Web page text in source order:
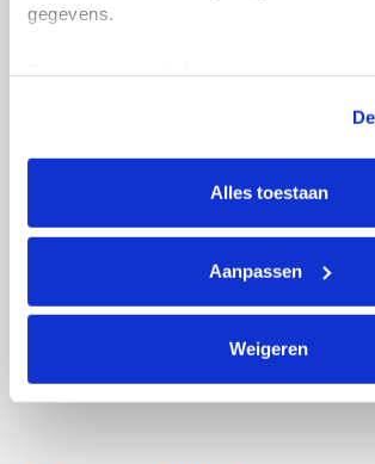
gegevens.
tonen. Je kunt je toestemming op elk
intrekken via Cookie instellingen
lijst met cookies is te vinden in het tabblad
Alles toestaan
Aanpassen
Weigeren
kankerpatiënten en naasten toegekend.
Belang van informele zorg
Deze projectfinanciering komt voort uit
Bekijk onze doelen